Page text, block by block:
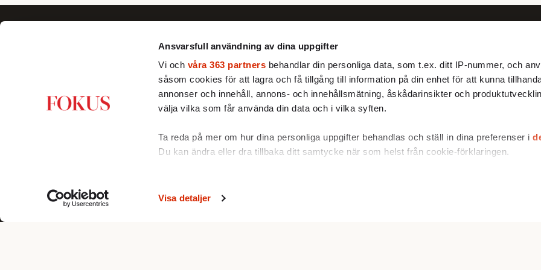
Ansvarsfull användning av dina uppgifter
Vi och våra 363 partners behandlar din personliga data, som t.ex. ditt IP-nummer, och
såsom cookies för att lagra och få tillgång till information på din enhet för att kunna
annonser och innehåll, annons- och innehållsmätning, åskådarinsikter och
välja vilka som får använda din data och i vilka syften.
Ta reda på mer om hur dina personliga uppgifter behandlas och ställ in dina preferenser i
Du kan ändra eller dra tillbaka ditt samtycke när som helst från cookie-förklaringen.
funktioner för sociala medier och analysera vår trafik. Vi vidarebefordrar även sådana
Visa detaljer
Fokus förklarar, fördjupar och ger nya
perspektiv till dig som vill se bortom
det dagsaktuella och förstå Sverige
Facebook
X
© FPG Media AB 2005-2026